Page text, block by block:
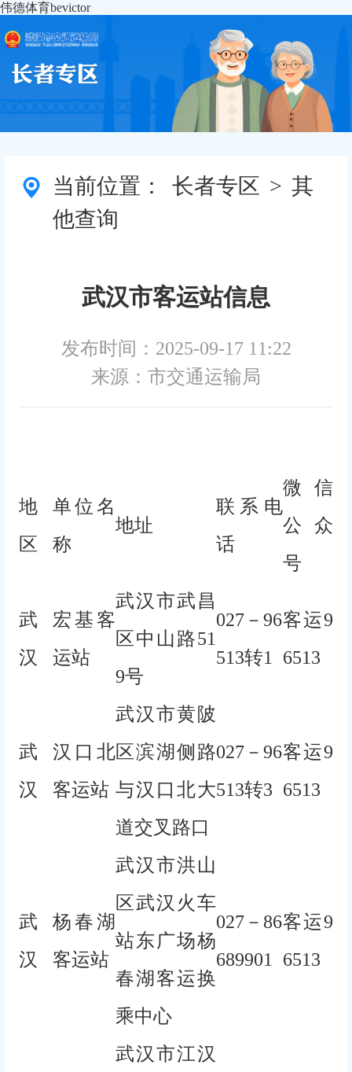
伟德体育bevictor
当前位置： 长者专区 > 其
他查询
武汉市客运站信息
发布时间：2025-09-17 11:22
来源：市交通运输局
地
区
单位名
称
地址
联系电
话
微信
公众
号
武
汉
宏基客
运站
武汉市武昌
区中山路51
9号
027－96
513转1
客运9
6513
武
汉
汉口北
客运站
武汉市黄陂
区滨湖侧路
与汉口北大
道交叉路口
027－96
513转3
客运9
6513
武
汉
杨春湖
客运站
武汉市洪山
区武汉火车
站东广场杨
春湖客运换
乘中心
027－86
689901
客运9
6513
武汉市江汉